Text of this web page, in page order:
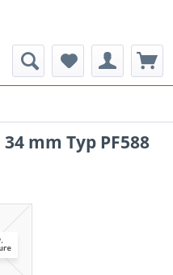
mm Typ PF588